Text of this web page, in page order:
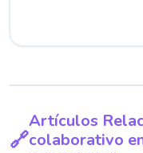
Artículos
colaborativo